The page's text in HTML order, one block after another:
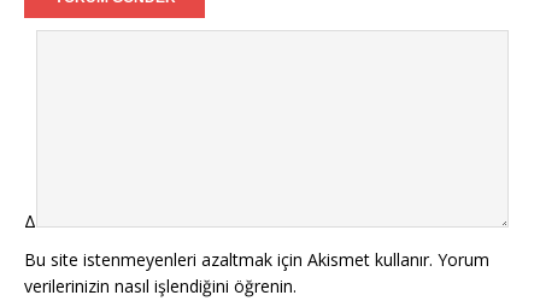
Δ
Bu site istenmeyenleri azaltmak için Akismet kullanır. Yorum
verilerinizin nasıl işlendiğini öğrenin.